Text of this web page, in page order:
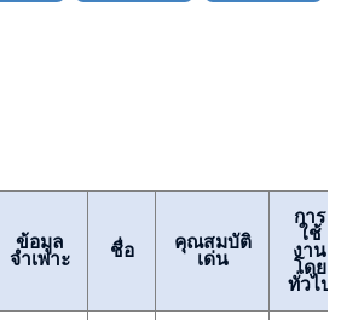
ข้อมูล
จำเพาะ ชื่อ คุณสมบัติ
เด่น
การ
ใช้
งาน
โดย
ทั่วไป